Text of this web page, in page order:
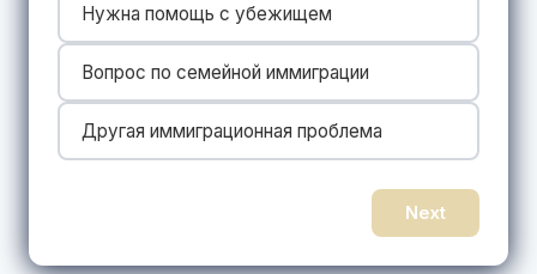
Нужна помощь с убежищем
Вопрос по семейной иммиграции
Другая иммиграционная проблема
Next